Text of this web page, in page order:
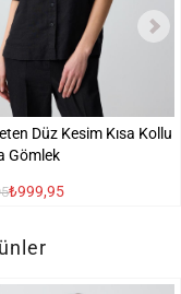
Düz Kesim Kısa Kollu
Gömlek
₺999,95